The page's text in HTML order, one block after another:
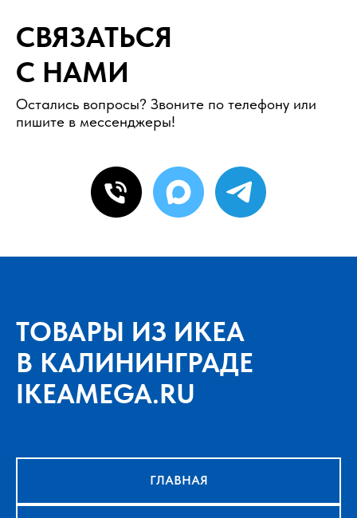
СВЯЗАТЬСЯ
С НАМИ
Остались вопросы? Звоните по телефону или
пишите в мессенджеры!
ТОВАРЫ ИЗ ИКЕА
В КАЛИНИНГРАДЕ
IKEAMEGA.RU
ГЛАВНАЯ